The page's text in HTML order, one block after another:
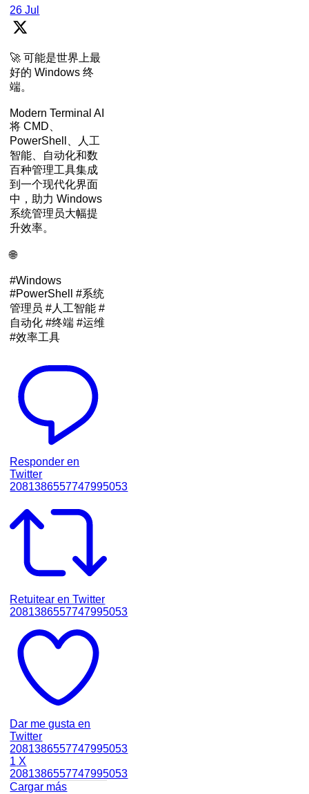
26 Jul
🚀 可能是世界上最
好的 Windows 终
端。
Modern Terminal AI
将 CMD、
PowerShell、人工
智能、自动化和数
百种管理工具集成
到一个现代化界面
中，助力 Windows
系统管理员大幅提
升效率。
🌐
#Windows
#PowerShell #系统
管理员 #人工智能 #
自动化 #终端 #运维
#效率工具
Responder en
Twitter
2081386557747995053
Retuitear en Twitter
2081386557747995053
Dar me gusta en
Twitter
2081386557747995053
1 X
2081386557747995053
Cargar más